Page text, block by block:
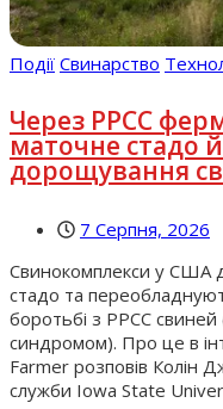
Події Свинарство
Через РРСС
маточне стадо
дорощування
7 Серпня, 2026
Свинокомплекси у США
стадо та
боротьбі з РРСС
синдромом). Про це в
Farmer розповів Колін
служби Iowa State